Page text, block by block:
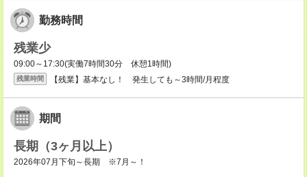
勤務時間
残業少
09:00～17:30(実働7時間30分 休憩1時間)
残業時間 【残業】基本なし！ 発生しても～3時間/月程度
期間
長期（3ヶ月以上）
2026年07月下旬～長期 ※7月～！